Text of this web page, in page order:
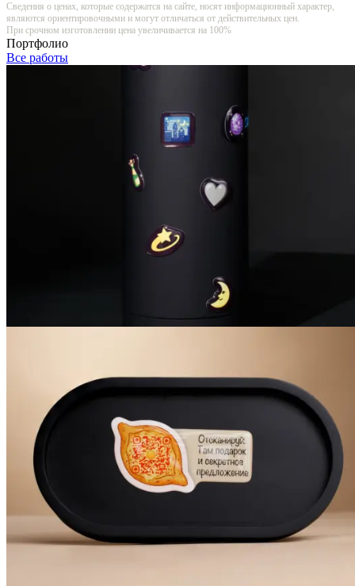
Сведения о ценах, которые содержатся на сайте, носят информационный характер,
являются ориентировочными и могут отличаться от действительных цен.
При срочном изготовлении цена увеличивается на 100%
Портфолио
Все работы